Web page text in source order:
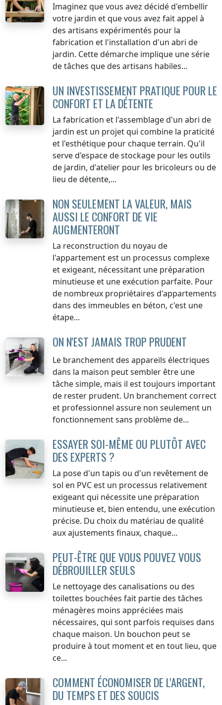
Imaginez que vous avez décidé d'embellir
votre jardin et que vous avez fait appel à
des artisans expérimentés pour la
fabrication et l'installation d'un abri de
jardin. Cette démarche implique une série
de tâches que des artisans habiles...
UN INVESTISSEMENT PRATIQUE POUR LE
CONFORT ET LA DÉTENTE
La fabrication et l'assemblage d'un abri de
jardin est un projet qui combine la praticité
et l'esthétique pour chaque terrain. Qu'il
serve d'espace de stockage pour les outils
de jardin, d'atelier pour les bricoleurs ou de
lieu de détente,...
NON SEULEMENT LA VALEUR, MAIS
AUSSI LE CONFORT DE VIE
AUGMENTERONT
La reconstruction du noyau de
l'appartement est un processus complexe
et exigeant, nécessitant une préparation
minutieuse et une exécution parfaite. Pour
de nombreux propriétaires d'appartements
dans des immeubles en béton, c'est une
étape...
ON N'EST JAMAIS TROP PRUDENT
Le branchement des appareils électriques
dans la maison peut sembler être une
tâche simple, mais il est toujours important
de rester prudent. Un branchement correct
et professionnel assure non seulement un
fonctionnement sans problème de...
ESSAYER SOI-MÊME OU PLUTÔT AVEC
DES EXPERTS ?
La pose d'un tapis ou d'un revêtement de
sol en PVC est un processus relativement
exigeant qui nécessite une préparation
minutieuse et, bien entendu, une exécution
précise. Du choix du matériau de qualité
aux ajustements finaux, chaque...
PEUT-ÊTRE QUE VOUS POUVEZ VOUS
DÉBROUILLER SEULS
Le nettoyage des canalisations ou des
toilettes bouchées fait partie des tâches
ménagères moins appréciées mais
nécessaires, qui sont parfois requises dans
chaque maison. Un bouchon peut se
produire à tout moment et en tout lieu, que
ce...
COMMENT ÉCONOMISER DE L'ARGENT,
DU TEMPS ET DES SOUCIS